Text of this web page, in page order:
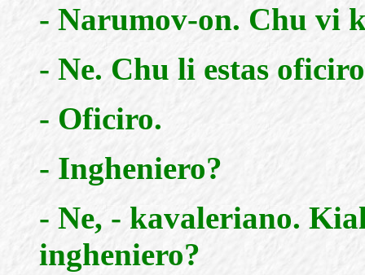
- Narumov-on. Chu vi
- Ne. Chu li estas
- Oficiro.
- Ingheniero?
- Ne, - kavaleriano.
ingheniero?